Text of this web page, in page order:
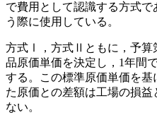
で費用として認識する方式
う際に使用している。
方式Ⅰ，方式Ⅱともに，予算
品原価単価を決定し，1年間
する。この標準原価単価を
た原価との差額は工場の損
ない。